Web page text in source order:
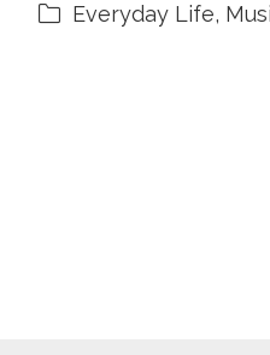
Everyday Life,